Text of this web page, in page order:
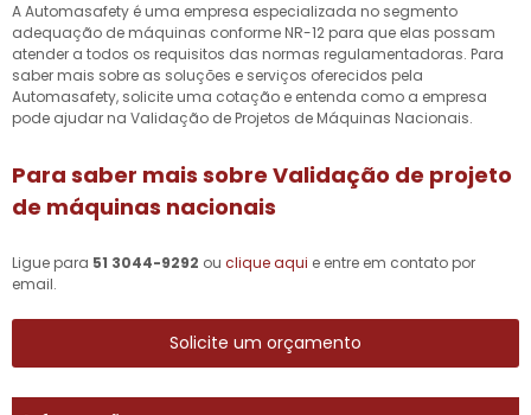
A Automasafety é uma empresa especializada no segmento
adequação de máquinas conforme NR-12 para que elas possam
atender a todos os requisitos das normas regulamentadoras. Para
saber mais sobre as soluções e serviços oferecidos pela
Automasafety, solicite uma cotação e entenda como a empresa
pode ajudar na Validação de Projetos de Máquinas Nacionais.
Para saber mais sobre Validação de projeto
de máquinas nacionais
Ligue para 51 3044-9292 ou clique aqui e entre em contato por
email.
Solicite um orçamento